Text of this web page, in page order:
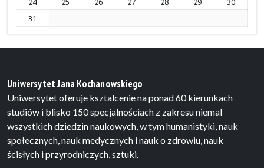
31
Uniwersytet Jana Kochanowskiego
Uniwersytet oferuje ksztalcenie na ponad 60 kierunkach
studiów i blisko 150 specjalnościach z zakresu niemal
wszystkich dziedzin naukowych, w tym humanistyki, nauk
społecznych, nauk medycznych i nauk o zdrowiu, nauk
ścisłych i przyrodniczych, sztuki.